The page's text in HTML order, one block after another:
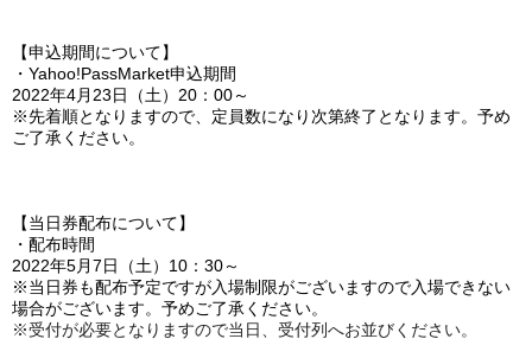
【申込期間について】
・Yahoo!PassMarket申込期間
2022年4月23日（土）20：00～
※先着順となりますので、定員数になり次第終了となります。予め
ご了承ください。
【当日券配布について】
・配布時間
2022年5月7日（土）10：30～
※当日券も配布予定ですが入場制限がございますので入場できない
場合がございます。予めご了承ください。
※受付が必要となりますので当日、受付列へお並びください。